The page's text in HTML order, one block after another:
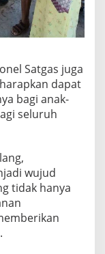
Satgas juga
dapat
bagi anak-
seluruh
wujud
tidak hanya